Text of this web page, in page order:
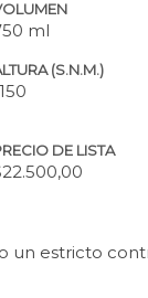
ml
(S.N.M.)
DE LISTA
un estricto